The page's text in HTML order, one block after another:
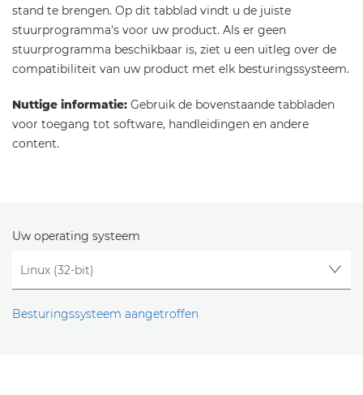
stand te brengen. Op dit tabblad vindt u de juiste
stuurprogramma's voor uw product. Als er geen
stuurprogramma beschikbaar is, ziet u een uitleg over de
compatibiliteit van uw product met elk besturingssysteem.
Nuttige informatie: Gebruik de bovenstaande tabbladen
voor toegang tot software, handleidingen en andere
content.
Uw operating systeem
Besturingssysteem aangetroffen